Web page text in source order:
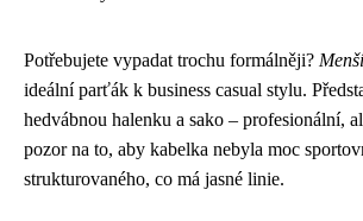
Potřebujete vypadat trochu formálněji?
ideální parťák k business casual stylu.
hedvábnou halenku a sako – profesionální,
pozor na to, aby kabelka nebyla moc
strukturovaného, co má jasné linie.